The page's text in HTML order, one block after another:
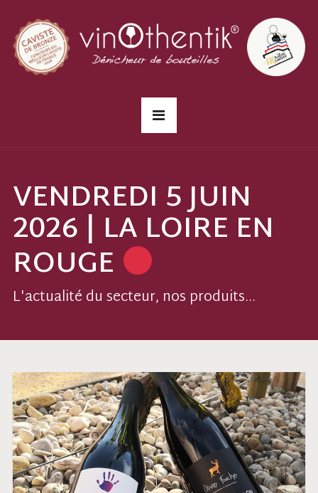
VENDREDI 5 JUIN
2026 | LA LOIRE EN
ROUGE
L'actualité du secteur, nos produits...